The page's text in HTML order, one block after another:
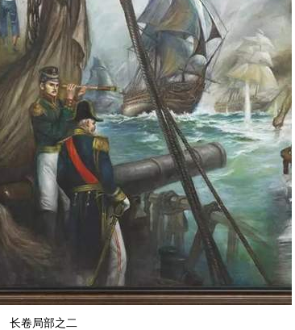
长卷局部之二